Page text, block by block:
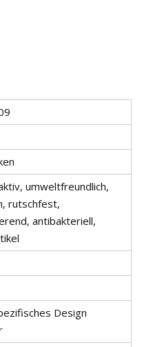
umweltfreundlich,
rutschfest,
antibakteriell,
Design